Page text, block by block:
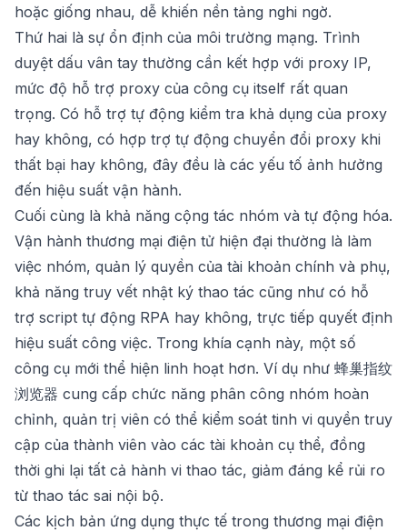
hoặc giống nhau, dễ khiến nền tảng nghi ngờ.
Thứ hai là sự ổn định của môi trường mạng. Trình
duyệt dấu vân tay thường cần kết hợp với proxy IP,
mức độ hỗ trợ proxy của công cụ itself rất quan
trọng. Có hỗ trợ tự động kiểm tra khả dụng của proxy
hay không, có hợp trợ tự động chuyển đổi proxy khi
thất bại hay không, đây đều là các yếu tố ảnh hưởng
đến hiệu suất vận hành.
Cuối cùng là khả năng cộng tác nhóm và tự động hóa.
Vận hành thương mại điện tử hiện đại thường là làm
việc nhóm, quản lý quyền của tài khoản chính và phụ,
khả năng truy vết nhật ký thao tác cũng như có hỗ
trợ script tự động RPA hay không, trực tiếp quyết định
hiệu suất công việc. Trong khía cạnh này, một số
công cụ mới thể hiện linh hoạt hơn. Ví dụ như 蜂巢指纹
浏览器 cung cấp chức năng phân công nhóm hoàn
chỉnh, quản trị viên có thể kiểm soát tinh vi quyền truy
cập của thành viên vào các tài khoản cụ thể, đồng
thời ghi lại tất cả hành vi thao tác, giảm đáng kể rủi ro
từ thao tác sai nội bộ.
Các kịch bản ứng dụng thực tế trong thương mại điện